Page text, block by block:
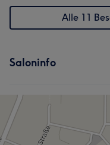
Alle 11
Saloninfo